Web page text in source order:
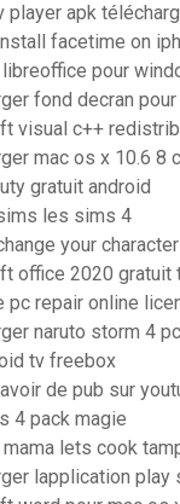
player apk
facetime on
pour
fond decran
visual c++
mac os x 10.6 8
gratuit android
les sims 4
your
office 2020 gratuit
pc repair online
naruto storm 4
tv freebox
de pub sur
4 pack magie
lets cook
lapplication play